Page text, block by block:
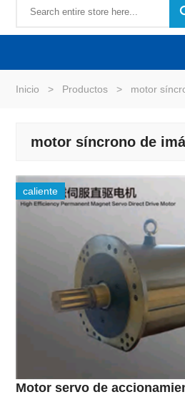
Inicio > Productos > motor
motor síncrono de
caliente
Motor servo de